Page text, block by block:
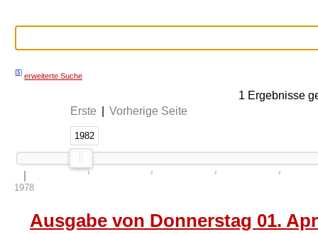
erweiterte Suche
1 Ergebnisse
Erste
Vorherige Seite
1982
1982
1978
Ausgabe von Donnerstag 01.